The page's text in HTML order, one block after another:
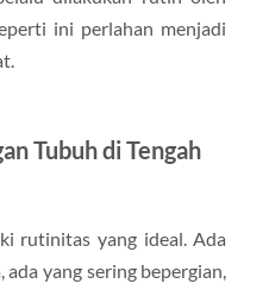
ini perlahan menjadi
Tubuh di Tengah
rutinitas yang ideal. Ada
ada yang sering bepergian,